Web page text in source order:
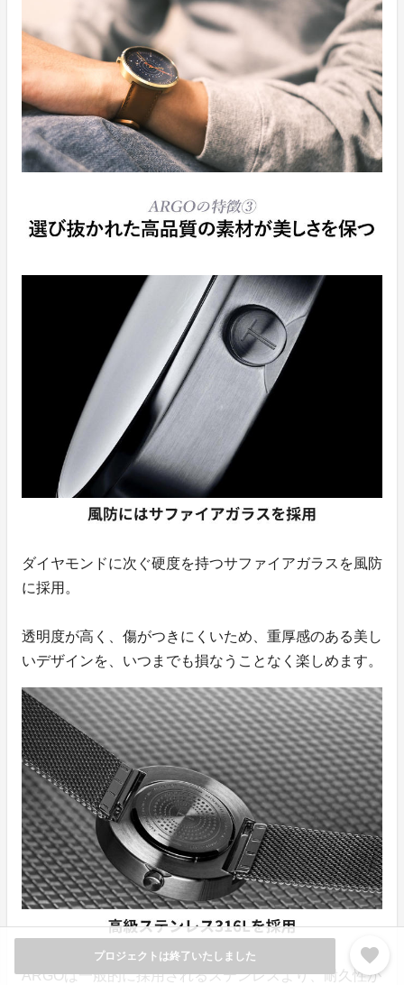
プロジェクトは終了いたしました favorite
ダイヤモンドに次ぐ硬度を持つサファイアガラスを風防
に採用。
透明度が高く、傷がつきにくいため、重厚感のある美し
いデザインを、いつまでも損なうことなく楽しめます。
ARGOは一般的に採用されるステンレスより、耐久性が